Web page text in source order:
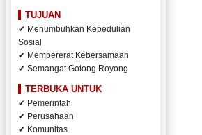
TUJUAN
✔ Menumbuhkan Kepedulian
Sosial
✔ Mempererat Kebersamaan
✔ Semangat Gotong Royong
TERBUKA UNTUK
✔ Pemerintah
✔ Perusahaan
✔ Komunitas